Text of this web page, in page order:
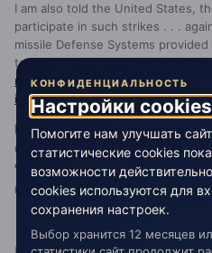
I am also told the United States,
participate in such strikes . . .
missile Defense Systems
targets."http://
news/3207-covert-intel-massive-
imminent-u-s-may-participate
Как видно эта новость
США атаковать массированно
"СИРИЯ - ПАДЕТ но
мы в плотную подошли
КОНФИДЕНЦИАЛЬНОСТЬ
Настройки cookies
Помогите нам улучшать
статистические cookies
возможности
cookies используются для
сохранения настроек.
Выбор хранится 12 месяцев